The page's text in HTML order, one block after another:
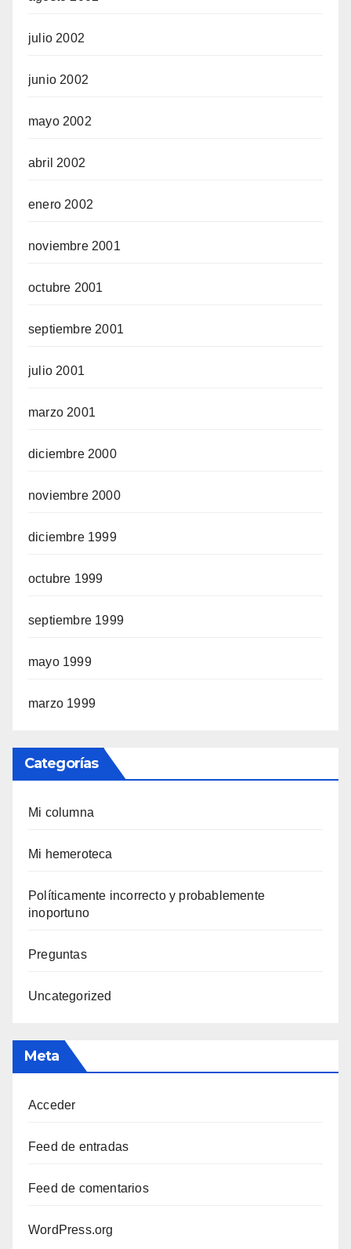
julio 2002
junio 2002
mayo 2002
abril 2002
enero 2002
noviembre 2001
octubre 2001
septiembre 2001
julio 2001
marzo 2001
diciembre 2000
noviembre 2000
diciembre 1999
octubre 1999
septiembre 1999
mayo 1999
marzo 1999
Categorías
Mi columna
Mi hemeroteca
Polí­ticamente incorrecto y probablemente
inoportuno
Preguntas
Uncategorized
Meta
Acceder
Feed de entradas
Feed de comentarios
WordPress.org